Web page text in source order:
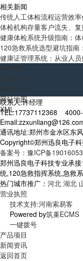
相关新闻
传统人工体检流程运营效
体检机构存量客户流失、
健康体检系统升级指南：
120急救系统选型避坑指南
健康证管理系统：从业人
网站地图
XML
联系人:许经理
TEL:17737112368
通讯地址:郑州市金水区东
Copyright©郑州迅良电子
备案号：豫ICP备
郑州迅良电子科技专业承
统,120急救指挥系统,急救
热门城市推广： 河北 湖北
营业执照
技术支持:河南索易客
Powered by筑巢ECMS
一键拨号
产品项目
新闻资讯
返回首页